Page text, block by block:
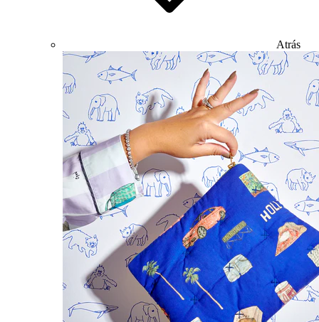
Atrás